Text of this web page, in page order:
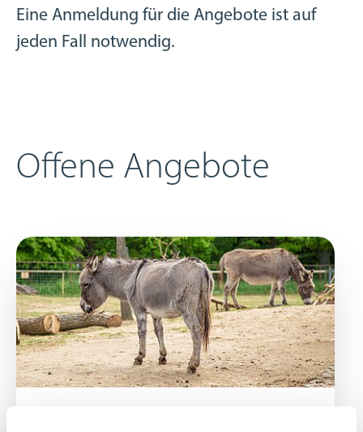
Eine Anmeldung für die Angebote ist auf
jeden Fall notwendig.
Offene Angebote